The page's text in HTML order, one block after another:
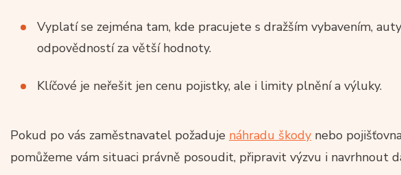
Vyplatí se zejména tam, kde pracujete s dražším vybavením,
odpovědností za větší hodnoty.
Klíčové je neřešit jen cenu pojistky, ale i limity plnění a výluky.
Pokud po vás zaměstnavatel požaduje náhradu škody nebo
pomůžeme vám situaci právně posoudit, připravit výzvu i navrhnout